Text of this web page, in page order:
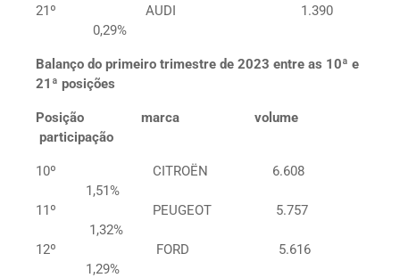
21º AUDI 1.390
0,29%
Balanço do primeiro trimestre de 2023 entre as 10ª e
21ª posições
Posição marca volume
participação
10º CITROËN 6.608
1,51%
11º PEUGEOT 5.757
1,32%
12º FORD 5.616
1,29%